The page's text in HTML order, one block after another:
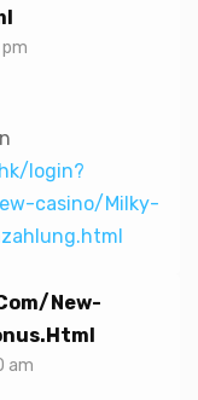
login?
casino/Milky-
new-
am